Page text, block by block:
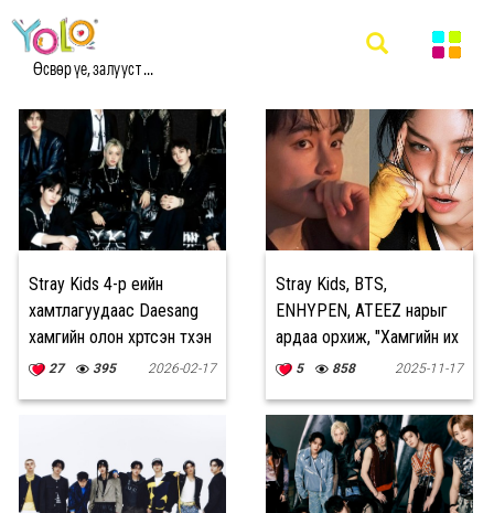
Өсвөр үе, залууст ...
#STRAY KIDS МЭДЭЭ
Stray Kids 4-р үеийн
хамтлагуудаас Daesang
хамгийн олон хүртсэн түүхэн
амжилт тогтоолоо
27 395 2026-02-17
Stray Kids, BTS,
ENHYPEN, ATEEZ нарыг
ардаа орхиж, "Хамгийн их
стримлэгдсэн" хамтлаг
5 858 2025-11-17